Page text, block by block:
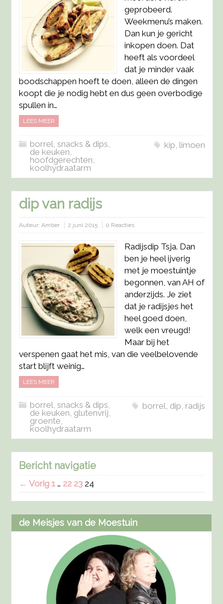
geprobeerd.
Weekmenu’s maken.
Dan kun je gericht
inkopen doen. Dat
heeft als voordeel
dat je minder vaak
boodschappen hoeft te doen, alleen de dingen
koopt die je nodig hebt en dus geen overbodige
spullen in…
LEES MEER
borrel, snacks & dips
de keuken
hoofdgerechten
koolhydraatarm
kip limoen
dip van radijs
Auteur: Amber 2 juni 2015 0 Reacties
Radijsdip Tsja. Dan
ben je heel ijverig
met je moestuintje
begonnen, van AH of
anderzijds. Je ziet
dat je radijsjes het
heel goed doen,
welk een vreugd!
Maar bij het
verspenen gaat het mis, van die veelbelovende
start blijft weinig…
LEES MEER
borrel, snacks & dips
de keuken glutenvrij
groente
koolhydraatarm
borrel dip radijs
Bericht navigatie
← Vorig 1 … 22 23 24
de Meisjes van de Moestuin